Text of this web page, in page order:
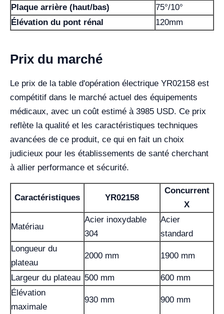
Plaque arrière (haut/bas)
75°/10°
Élévation du pont rénal
120mm
Prix du marché
Le prix de la table d'opération électrique YR02158 est
compétitif dans le marché actuel des équipements
médicaux, avec un coût estimé à 3985 USD. Ce prix
reflète la qualité et les caractéristiques techniques
avancées de ce produit, ce qui en fait un choix
judicieux pour les établissements de santé cherchant
à allier performance et sécurité.
Caractéristiques YR02158
Concurrent
X
Matériau
Acier inoxydable
304
Acier
standard
Longueur du
plateau
2000 mm 1900 mm
Largeur du plateau 500 mm
600 mm
Élévation
maximale
930 mm 900 mm